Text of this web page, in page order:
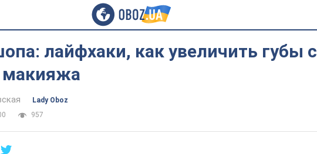
лайфхаки, как увеличить губы с
Lady Oboz
957